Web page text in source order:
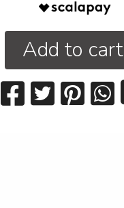
Add to cart